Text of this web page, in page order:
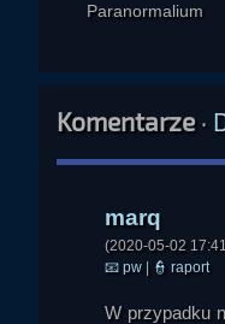
Komentarze·
(2020-05-02
📧 pw 👮 raport
W przypadku